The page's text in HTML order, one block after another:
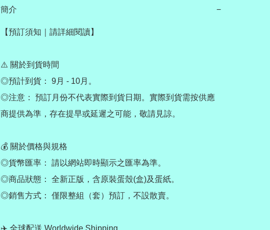
簡介 −
【預訂須知｜請詳細閱讀】
⚠️ 關於到貨時間
◎預計到貨： 9月 - 10月。
◎注意： 預訂月份不代表實際到貨日期。實際到貨需按供應
商提供為準，存在提早或延遲之可能，敬請見諒。
💰 關於價格與規格
◎貨幣匯率： 請以網站即時顯示之匯率為準。
◎商品狀態： 全新正版，含原裝蛋殼(盒)及蛋紙。
◎銷售方式： 僅限整組（套）預訂，不設散賣。
✈️ 全球配送 Worldwide Shipping